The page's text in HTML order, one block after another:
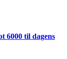
6000 til dagens